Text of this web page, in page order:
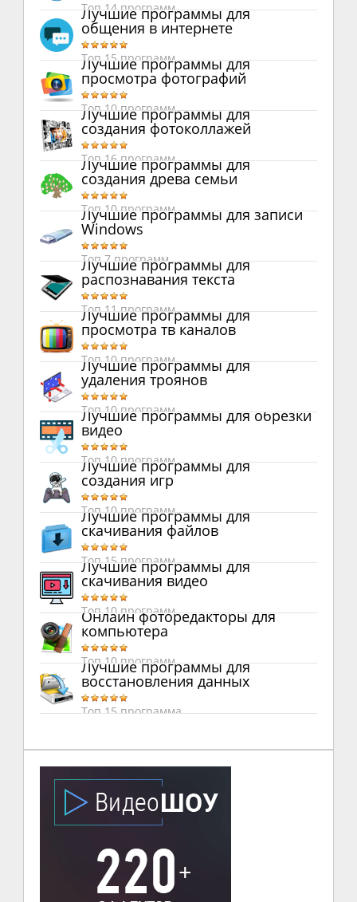
Топ 14 программ
Лучшие программы для
общения в интернете
Топ 15 программ
Лучшие программы для
просмотра фотографий
Топ 10 программ
Лучшие программы для
создания фотоколлажей
Топ 16 программ
Лучшие программы для
создания древа семьи
Топ 10 программ
Лучшие программы для записи
Windows
Топ 7 программ
Лучшие программы для
распознавания текста
Топ 11 программ
Лучшие программы для
просмотра тв каналов
Топ 10 программ
Лучшие программы для
удаления троянов
Топ 10 программ
Лучшие программы для обрезки
видео
Топ 10 программ
Лучшие программы для
создания игр
Топ 10 программ
Лучшие программы для
скачивания файлов
Топ 15 программ
Лучшие программы для
скачивания видео
Топ 10 программ
Онлайн фоторедакторы для
компьютера
Топ 10 программ
Лучшие программы для
восстановления данных
Топ 15 программа